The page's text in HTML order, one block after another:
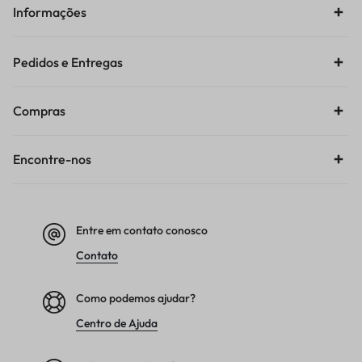
Informações
Pedidos e Entregas
Compras
Encontre-nos
Entre em contato conosco
Contato
Como podemos ajudar?
Centro de Ajuda